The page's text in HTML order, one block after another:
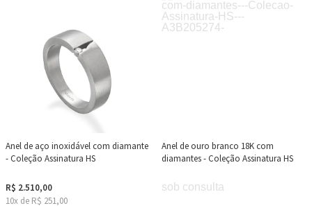
Anel de aço inoxidável com diamante
- Coleção Assinatura HS
R$ 2.510,00
10x de R$ 251,00
Anel de ouro branco 18K com
diamantes - Coleção Assinatura HS
sob consulta